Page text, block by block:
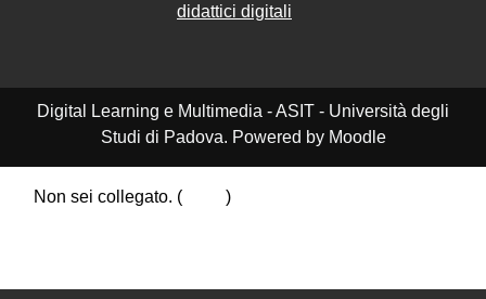
didattici digitali
Digital Learning e Multimedia - ASIT - Università degli
Studi di Padova. Powered by Moodle
Non sei collegato. (
)